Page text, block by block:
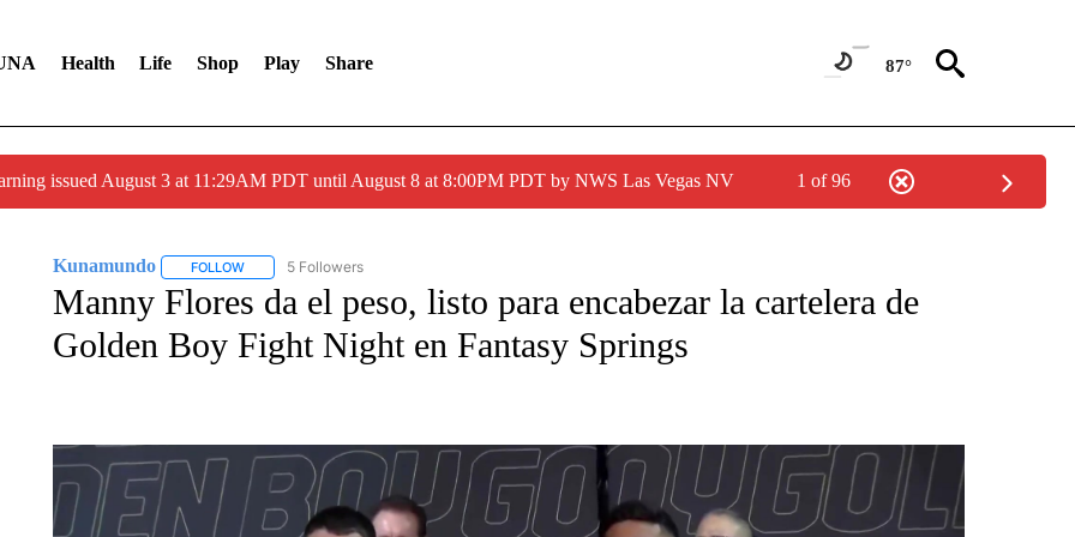
Health Life Shop Play Share 87°
issued August 3 at 11:29AM PDT until August 8 at 8:00PM PDT by NWS Las Vegas NV 1 of 96
Kunamundo FOLLOWFOLLOW "KUNAMUNDO" TO RECEIVE NOTIFICATIONS ABOUT NEW PAGES ON "KUNAMUNDO".
5 Followers
Manny Flores da el peso, listo para encabezar la cartelera de
Golden Boy Fight Night en Fantasy Springs